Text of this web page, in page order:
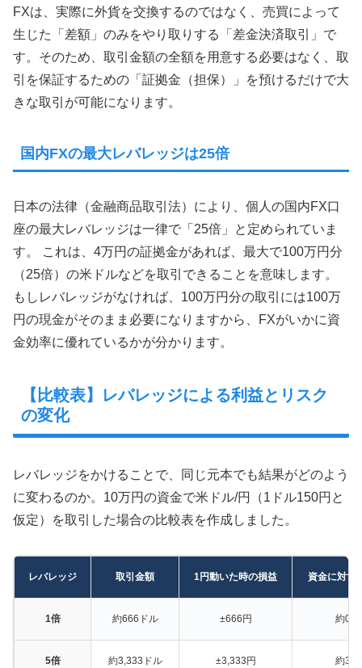
FXは、実際に外貨を交換するのではなく、売買によって
生じた「差額」のみをやり取りする「差金決済取引」で
す。そのため、取引金額の全額を用意する必要はなく、取
引を保証するための「証拠金（担保）」を預けるだけで大
きな取引が可能になります。
国内FXの最大レバレッジは25倍
日本の法律（金融商品取引法）により、個人の国内FX口
座の最大レバレッジは一律で「25倍」と定められていま
す。 これは、4万円の証拠金があれば、最大で100万円分
（25倍）の米ドルなどを取引できることを意味します。
もしレバレッジがなければ、100万円分の取引には100万
円の現金がそのまま必要になりますから、FXがいかに資
金効率に優れているかが分かります。
【比較表】レバレッジによる利益とリスク
の変化
レバレッジをかけることで、同じ元本でも結果がどのよう
に変わるのか。10万円の資金で米ドル/円（1ドル150円と
仮定）を取引した場合の比較表を作成しました。
レバレッジ 取引金額 1円動いた時の損益 資金に対す
1倍 約666ドル ±666円 約
5倍 約3,333ドル ±3,333円 約